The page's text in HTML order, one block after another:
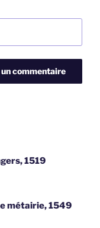
1519
métairie, 1549